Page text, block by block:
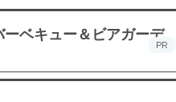
ベキュー＆ビアガーデ
PR